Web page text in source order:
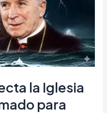
la Iglesia
para